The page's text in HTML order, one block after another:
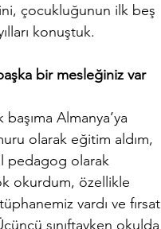
çocukluğunun ilk beş
konuştuk.
başka bir mesleğiniz var
Almanya’ya
olarak eğitim aldım,
pedagog olarak
okurdum, özellikle
vardı ve fırsat
sınıftayken okulda